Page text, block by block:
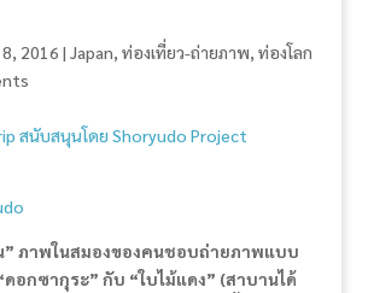
2016 | Japan, ท่องเที่ยว-ถ่ายภาพ, ท่องโลก
สนับสนุนโดย Shoryudo Project
” ภาพในสมองของคนชอบถ่ายภาพแบบ
อกซากุระ” กับ “ใบไม้แดง” (สาบานได้